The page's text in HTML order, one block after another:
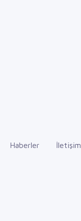
Haberler İletişim